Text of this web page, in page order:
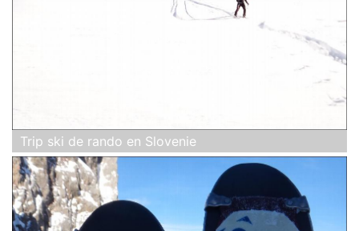
Trip ski de rando en Slovenie